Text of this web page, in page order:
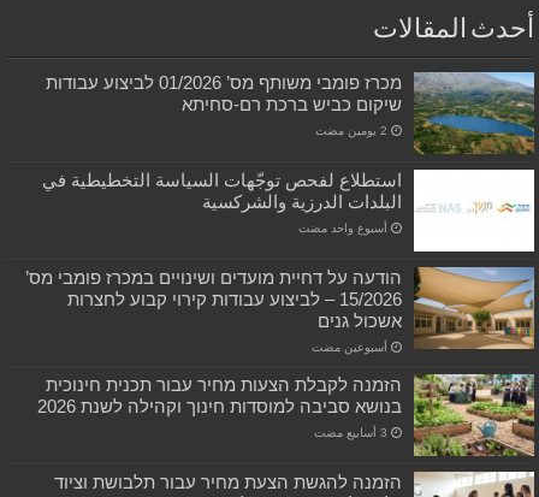
أحدث المقالات
מכרז פומבי משותף מס’ 01/2026 לביצוע עבודות
שיקום כביש ברכת רם-סחיתא
استطلاع لفحص توجّهات السياسة التخطيطية في
البلدات الدرزية والشركسية
‏أسبوع واحد مضت
הודעה על דחיית מועדים ושינויים במכרז פומבי מס’
15/2026 – לביצוע עבודות קירוי קבוע לחצרות
אשכול גנים
‏أسبوعين مضت
הזמנה לקבלת הצעות מחיר עבור תכנית חינוכית
בנושא סביבה למוסדות חינוך וקהילה לשנת 2026
הזמנה להגשת הצעת מחיר עבור תלבושת וציוד